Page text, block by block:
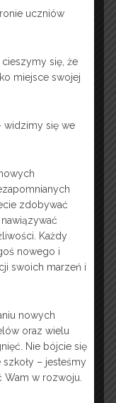
sit amet,
elit. Donec
In maximus
uczniów
się, że
miejsce swojej
widzimy się we
zdobywać
Każdy
nowego i
swoich marzeń i
nowych
oraz wielu
Nie bójcie się
– jesteśmy
w rozwoju.